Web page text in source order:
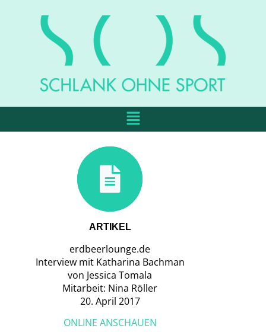
ARTIKEL
erdbeerlounge.de
Interview mit Katharina Bachman
von Jessica Tomala
Mitarbeit: Nina Röller
20. April 2017
ONLINE ANSCHAUEN